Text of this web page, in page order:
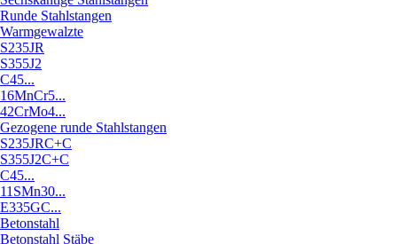
Runde Stahlstangen
Warmgewalzte
S235JR
S355J2
C45...
16MnCr5...
42CrMo4...
Gezogene runde Stahlstangen
S235JRC+C
S355J2C+C
C45...
11SMn30...
E335GC...
Betonstahl
Betonstahl Stäbe